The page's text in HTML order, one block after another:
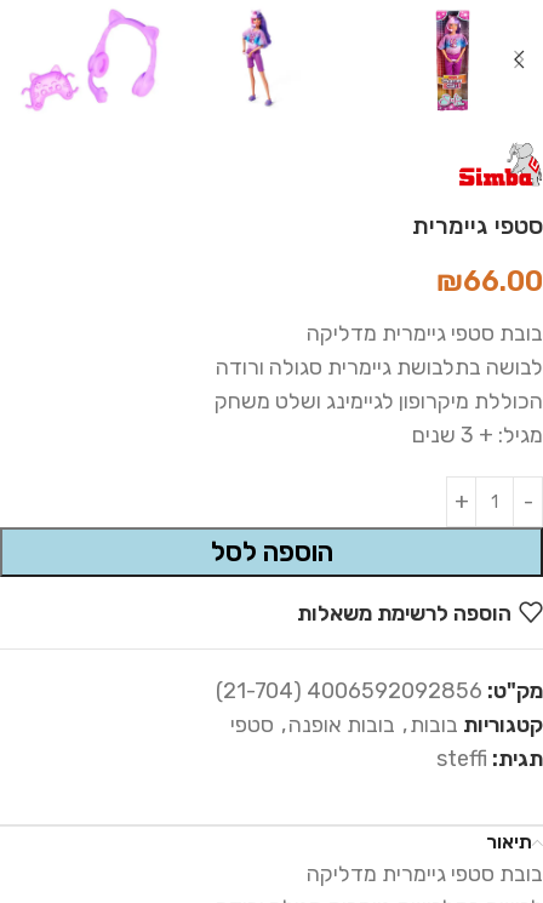
סטפי גיימרית
₪66.00
בובת סטפי גיימרית מדליקה
לבושה בתלבושת גיימרית סגולה ורודה
הכוללת מיקרופון לגיימינג ושלט משחק
מגיל: + 3 שנים
הוספה לסל
Alternative:
הוספה לרשימת משאלות
מק"ט: 4006592092856 (21-704)
קטגוריות בובות, בובות אופנה, סטפי
תגית: steffi
תיאור
בובת סטפי גיימרית מדליקה